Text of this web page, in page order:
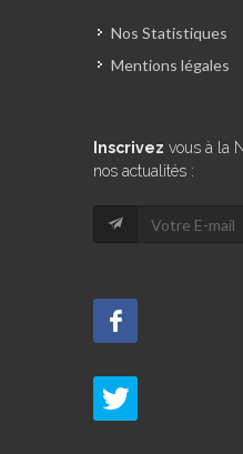
Nos Statistiques
Mentions légales
Inscrivez vous à la
nos actualités :